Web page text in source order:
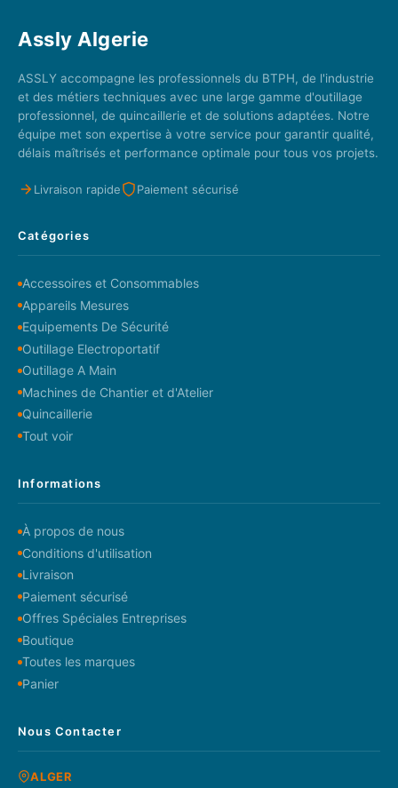
Assly Algerie
ASSLY accompagne les professionnels du BTPH, de l'industrie
et des métiers techniques avec une large gamme d'outillage
professionnel, de quincaillerie et de solutions adaptées. Notre
équipe met son expertise à votre service pour garantir qualité,
délais maîtrisés et performance optimale pour tous vos projets.
Livraison rapide Paiement sécurisé
Catégories
Accessoires et Consommables
Appareils Mesures
Equipements De Sécurité
Outillage Electroportatif
Outillage A Main
Machines de Chantier et d'Atelier
Quincaillerie
Tout voir
Informations
À propos de nous
Conditions d'utilisation
Livraison
Paiement sécurisé
Offres Spéciales Entreprises
Boutique
Toutes les marques
Panier
Nous Contacter
ALGER